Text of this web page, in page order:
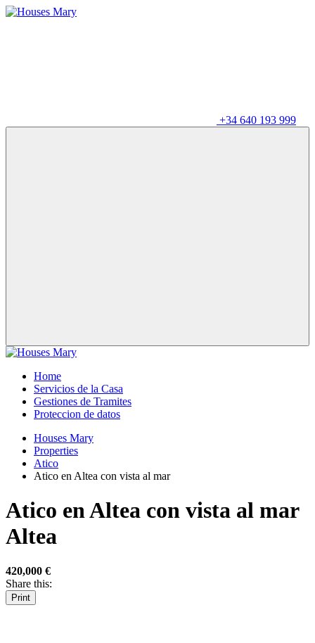
+34 640 193 999
Home
Servicios de la Casa
Gestiones de Tramites
Proteccion de datos
Houses Mary
Properties
Atico
Atico en Altea con vista al mar
Atico en Altea con vista al mar
Altea
420,000 €
Share this:
Print